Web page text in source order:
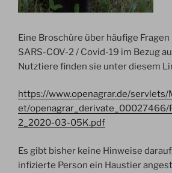
Eine Broschüre über häufige
SARS-COV-2 / Covid-19 im Bezug
Nutztiere finden sie unter diesem
https://www.openagrar.de/servlets/
et/openagrar_derivate_00027466/
2_2020-03-05K.pdf
Es gibt bisher keine Hinweise
infizierte Person ein Haustier